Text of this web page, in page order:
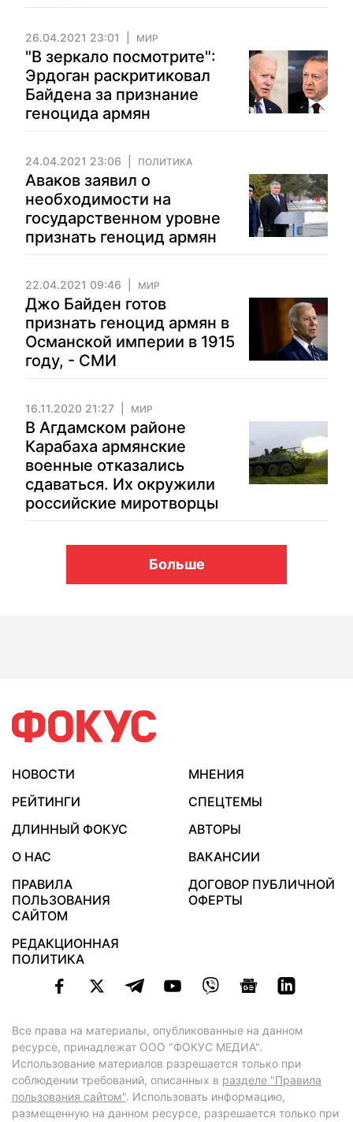
26.04.2021 23:01 МИР
"В зеркало посмотрите":
Эрдоган раскритиковал
Байдена за признание
геноцида армян
24.04.2021 23:06 ПОЛИТИКА
Аваков заявил о
необходимости на
государственном уровне
признать геноцид армян
22.04.2021 09:46 МИР
Джо Байден готов
признать геноцид армян в
Османской империи в 1915
году, - СМИ
16.11.2020 21:27 МИР
В Агдамском районе
Карабаха армянские
военные отказались
сдаваться. Их окружили
российские миротворцы
Больше
НОВОСТИ
МНЕНИЯ
РЕЙТИНГИ
СПЕЦТЕМЫ
ДЛИННЫЙ ФОКУС
АВТОРЫ
О НАС
ВАКАНСИИ
ПРАВИЛА
ПОЛЬЗОВАНИЯ
САЙТОМ
ДОГОВОР ПУБЛИЧНОЙ
ОФЕРТЫ
РЕДАКЦИОННАЯ
ПОЛИТИКА
Все права на материалы, опубликованные на данном
ресурсе, принадлежат ООО "ФОКУС МЕДИА".
Использование материалов разрешается только при
соблюдении требований, описанных в разделе "Правила
пользования сайтом". Использовать информацию,
размещенную на данном ресурсе, разрешается только при